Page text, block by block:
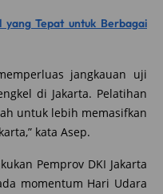
yang Tepat untuk Berbagai
jangkauan uji
di Jakarta. Pelatihan
untuk lebih memasifkan
kata Asep.
Pemprov DKI Jakarta
momentum Hari Udara